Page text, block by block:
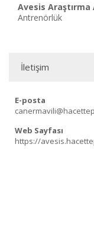
Avesis Araştırma
Antrenörlük
İletişim
E-posta
Web Sayfası
https://